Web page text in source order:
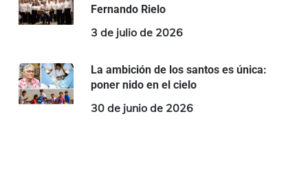
Fernando Rielo
3 de julio de 2026
La ambición de los santos es única:
poner nido en el cielo
30 de junio de 2026